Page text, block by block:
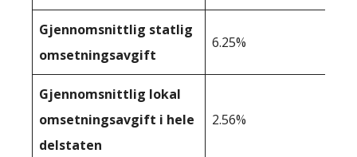
Gjennomsnittlig statlig
omsetningsavgift
6.25%
Gjennomsnittlig lokal
omsetningsavgift i hele
delstaten
2.56%